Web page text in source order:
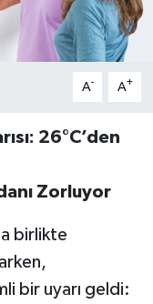
A- A+
26°C’den
Zorluyor
birlikte
bir uyarı geldi: